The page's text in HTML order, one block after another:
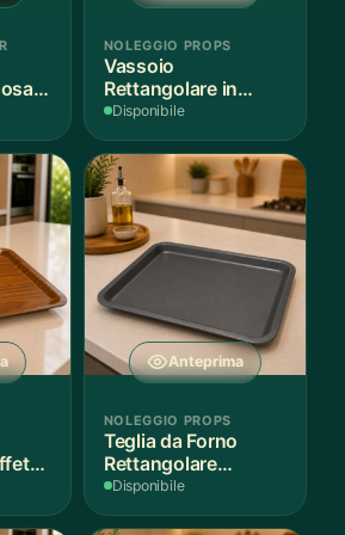
NOLEGGIO PROPS
Vassoio
Rettangolare in
Legno Scuro
Disponibile
Anteprima
NOLEGGIO PROPS
Teglia da Forno
Rettangolare
Antiaderente
Disponibile